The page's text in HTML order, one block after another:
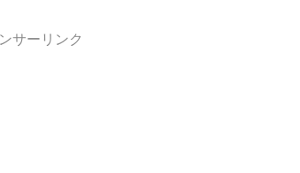
サーリンク